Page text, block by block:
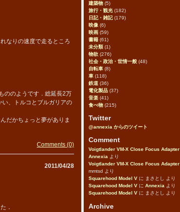
建築物 (5)
旅行・観光 (182)
日記・雑記(179)
映像 (6)
映画 (59)
書籍 (61)
未分類 (1)
物欲 (276)
社会・政治・世情一般 (48)
自転車 (8)
車 (118)
鉄道 (36)
電化製品 (37)
音楽 (41)
食べ物 (215)
Twitter
@annexia からのツイート
Comment
Voigtlander VM-X Close Focus Adapter
Annexia より
Voigtlander VM-X Close Focus Adapter
mmtsd より
Squarehood Model V に まさとし より
Squarehood Model V に Annexia より
Squarehood Model V に まさとし より
Archive
なりの速度で走るところ
ののようです．総延長2万
、トルコとブルガリアの
だかちょっと夢がありま
Comments (0)
2011/04/28
．